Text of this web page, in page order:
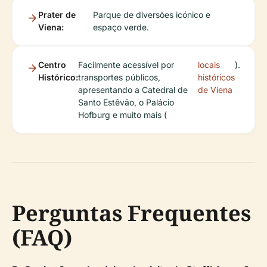
Prater de
Viena:
Parque de diversões icónico e
espaço verde.
Centro
Histórico:
Facilmente acessível por
transportes públicos,
apresentando a Catedral de
Santo Estêvão, o Palácio
Hofburg e muito mais (
locais
históricos
de Viena
).
Perguntas Frequentes
(FAQ)